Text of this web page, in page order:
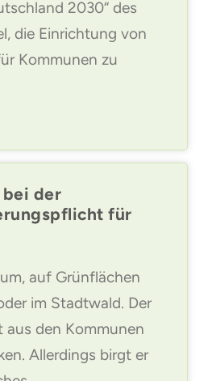
2030“ des
die Einrichtung von
Kommunen zu
der
für
auf Grünflächen
im Stadtwald. Der
aus den Kommunen
Allerdings birgt er